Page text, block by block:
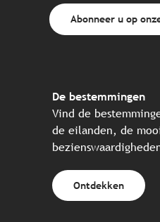
Abonneer u op
De bestemmingen
Vind de
de eilanden, de
Ontdekken